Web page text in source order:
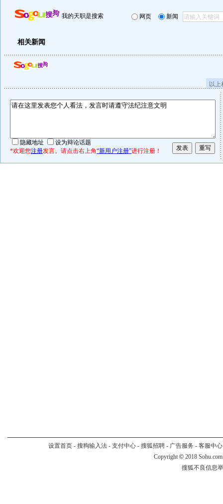
我的天职是搜索 网页 新闻
相关新闻
以
隐藏地址
设为辩论话题
*欢迎您注册发言。请点击右上角“新用户注册”进行注册！
设置首页- 搜狗输入法- 支付中心- 搜狐招聘- 广告服务 - 客服中心
Copyright © 2018
搜狐不良信息